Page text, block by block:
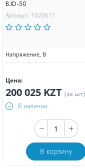
BJD-50
Артикул: 1020611
Напряжение, В
Цена:
200 025 KZT (за шт)
В наличии
В корзину